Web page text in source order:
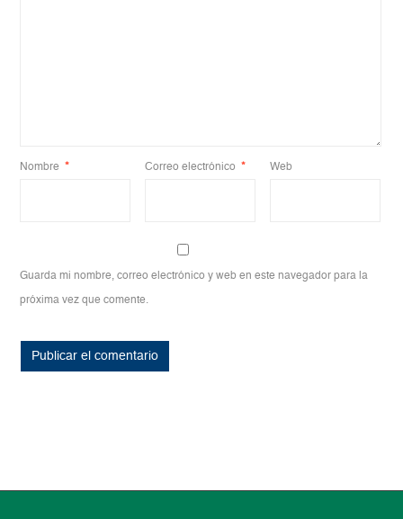
Nombre * Correo electrónico * Web
Guarda mi nombre, correo electrónico y web en este navegador para la
próxima vez que comente.